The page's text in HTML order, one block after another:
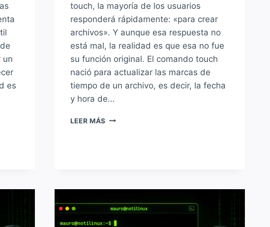
un
es
touch, la mayoría de los usuarios
responderá rápidamente: «para crear
archivos». Y aunque esa respuesta no
está mal, la realidad es que esa no fue
su función original. El comando touch
nació para actualizar las marcas de
tiempo de un archivo, es decir, la fecha
y hora de…
LEER MÁS CÓMO
MUCHO
QUE
CREAR